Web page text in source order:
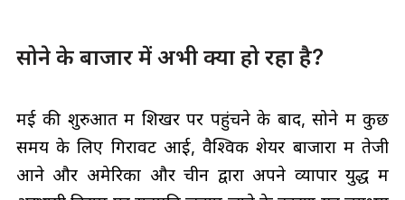
सोने के बाजार में अभी क्या हो रहा है?
मई की शुरुआत में शिखर पर पहुंचने के बाद, सोने में कुछ
समय के लिए गिरावट आई, वैश्विक शेयर बाजारों में तेजी
आने और अमेरिका और चीन द्वारा अपने व्यापार युद्ध में